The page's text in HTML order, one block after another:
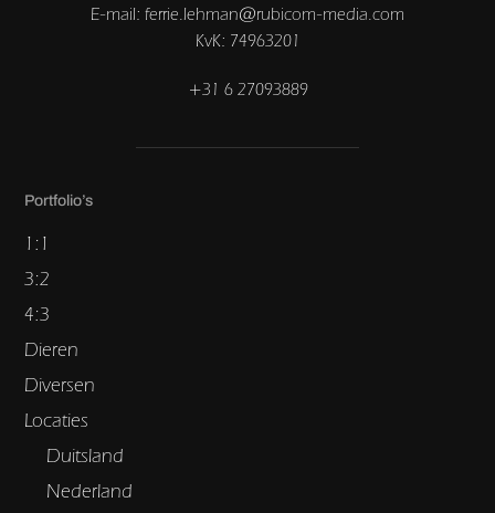
E-mail: ferrie.lehman@rubicom-media.com
KvK: 74963201
+31 6 27093889
Portfolio’s
1:1
3:2
4:3
Dieren
Diversen
Locaties
Duitsland
Nederland